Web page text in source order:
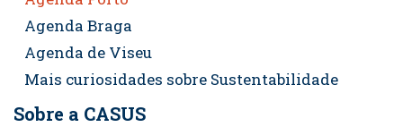
Agenda Braga
Agenda de Viseu
Mais curiosidades sobre Sustentabilidade
Sobre a CASUS